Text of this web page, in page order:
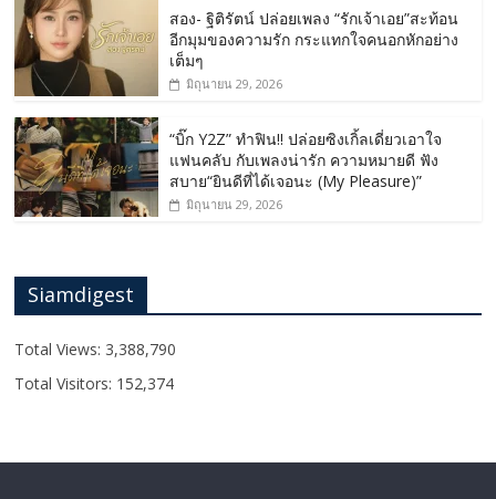
สอง- ฐิติรัตน์ ปล่อยเพลง “รักเจ้าเอย”สะท้อน
อีกมุมของความรัก กระแทกใจคนอกหักอย่าง
เต็มๆ
มิถุนายน 29, 2026
“บิ๊ก Y2Z” ทำฟิน!! ปล่อยซิงเกิ้ลเดี่ยวเอาใจ
แฟนคลับ กับเพลงน่ารัก ความหมายดี ฟัง
สบาย“ยินดีที่ได้เจอนะ (My Pleasure)”
มิถุนายน 29, 2026
Siamdigest
Total Views: 3,388,790
Total Visitors: 152,374